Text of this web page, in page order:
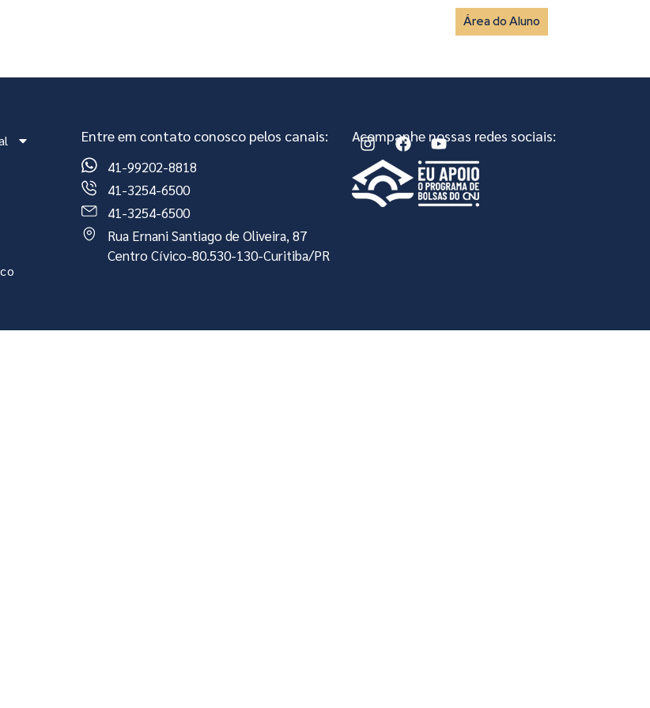
Área do Aluno
Entre em contato conosco pelos canais:
41-99202-8818
41-3254-6500
41-3254-6500
Rua Ernani Santiago de Oliveira, 87
Centro Cívico-80.530-130-Curitiba/PR
Acompanhe nossas redes sociais: